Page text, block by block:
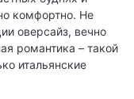
комфортно. Не
оверсайз, вечно
романтика – такой
итальянские